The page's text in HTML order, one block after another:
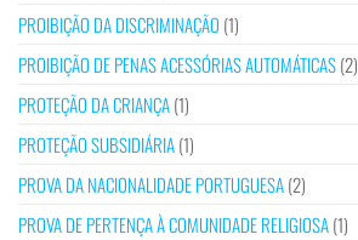
PROIBIÇÃO DA DISCRIMINAÇÃO (1)
PROIBIÇÃO DE PENAS ACESSÓRIAS AUTOMÁTICAS(2)
PROTEÇÃO DA CRIANÇA(1)
PROTEÇÃO SUBSIDIÁRIA(1)
PROVA DA NACIONALIDADE PORTUGUESA(2)
PROVA DE PERTENÇA À COMUNIDADE RELIGIOSA(1)